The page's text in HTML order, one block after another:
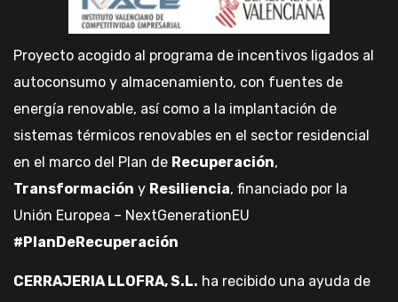
Proyecto acogido al programa de incentivos ligados al
autoconsumo y almacenamiento, con fuentes de
energía renovable, así como a la implantación de
sistemas térmicos renovables en el sector residencial
en el marco del Plan de Recuperación,
Transformación y Resiliencia, financiado por la
Unión Europea – NextGenerationEU
#PlanDeRecuperación
CERRAJERIA LLOFRA, S.L. ha recibido una ayuda de